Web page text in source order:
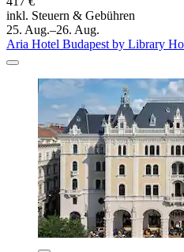
inkl. Steuern & Gebühren
25. Aug.–26. Aug.
Aria Hotel Budapest by Library